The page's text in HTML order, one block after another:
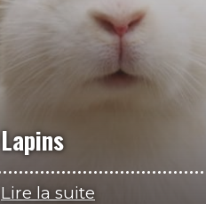
Lapins
Lire la suite